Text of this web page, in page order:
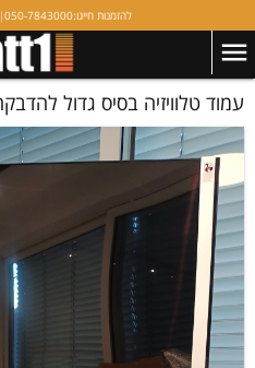
להזמנות חייגו:050-7843000
|
עמוד טלוויזיה בסיס גדול